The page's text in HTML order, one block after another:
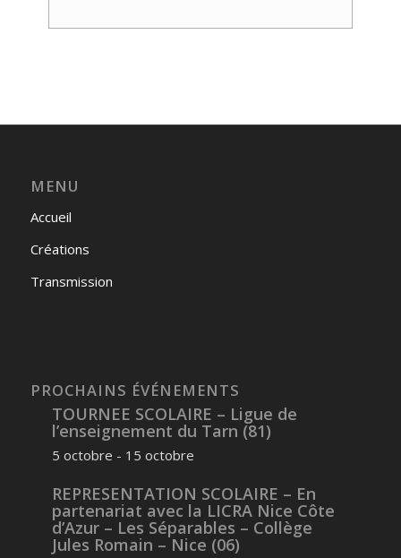
Event
MENU
Accueil
Créations
Transmission
PROCHAINS ÉVÉNEMENTS
TOURNEE SCOLAIRE – Ligue de
l’enseignement du Tarn (81)
5 octobre - 15 octobre
REPRESENTATION SCOLAIRE – En
partenariat avec la LICRA Nice Côte
d’Azur – Les Séparables – Collège
Jules Romain – Nice (06)